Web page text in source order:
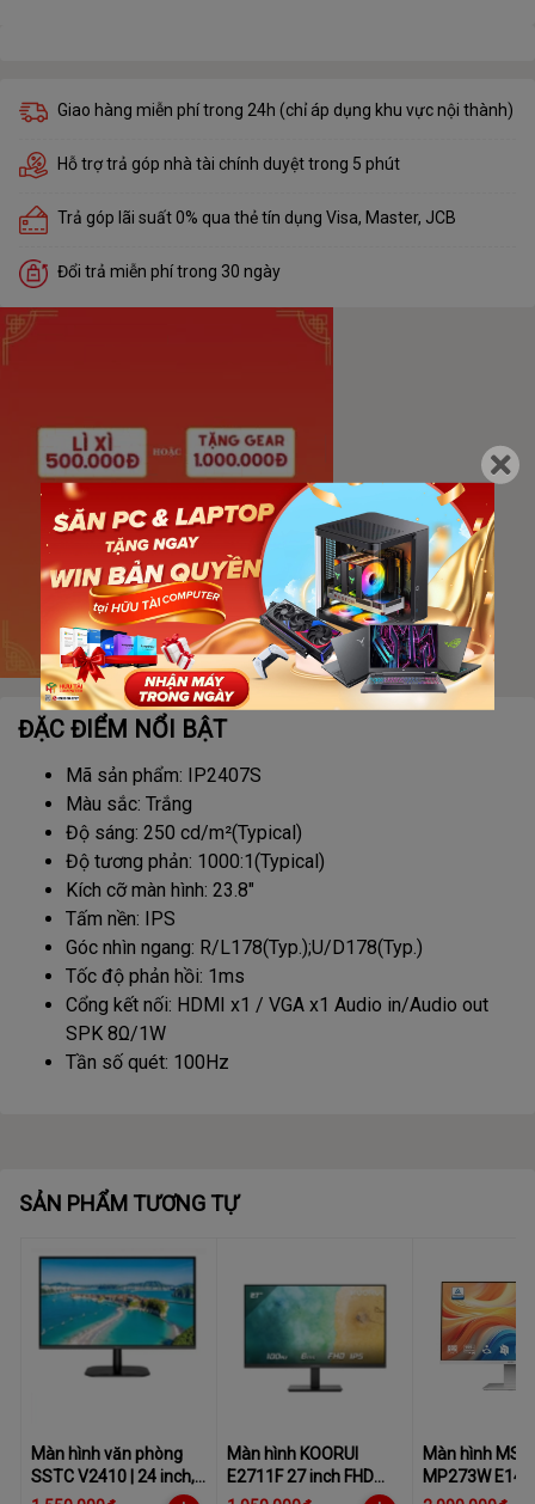
Giao hàng miễn phí trong 24h (chỉ áp dụng khu vực nội thành)
Hỗ trợ trả góp nhà tài chính duyệt trong 5 phút
Trả góp lãi suất 0% qua thẻ tín dụng Visa, Master, JCB
Đổi trả miễn phí trong 30 ngày
ĐẶC ĐIỂM NỔI BẬT
Mã sản phẩm: IP2407S
Màu sắc: Trắng
Độ sáng: 250 cd/m²(Typical)
Độ tương phản: 1000:1(Typical)
Kích cỡ màn hình: 23.8"
Tấm nền: IPS
Góc nhìn ngang: R/L178(Typ.);U/D178(Typ.)
Tốc độ phản hồi: 1ms
Cổng kết nối: HDMI x1 / VGA x1 Audio in/Audio out
SPK 8Ω/1W
Tần số quét: 100Hz
SẢN PHẨM TƯƠNG TỰ
Màn hình văn phòng
SSTC V2410 | 24 inch,
FHD, 100Hz, VA
Màn hình KOORUI
E2711F 27 inch FHD
IPS 100Hz 6ms
Màn hình MSI
MP273W
FHD 144Hz